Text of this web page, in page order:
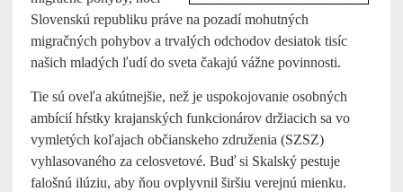
Slovenskú republiku práve na pozadí mohutných
migračných pohybov a trvalých odchodov desiatok tisíc
našich mladých ľudí do sveta čakajú vážne povinnosti.
Tie sú oveľa akútnejšie, než je uspokojovanie osobných
ambícií hŕstky krajanských funkcionárov držiacich sa vo
vymletých koľajach občianskeho združenia (SZSZ)
vyhlasovaného za celosvetové. Buď si Skalský pestuje
falošnú ilúziu, aby ňou ovplyvnil širšiu verejnú mienku.